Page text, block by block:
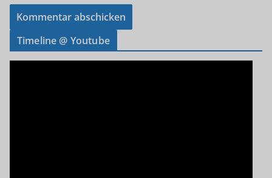
Timeline @ Youtube